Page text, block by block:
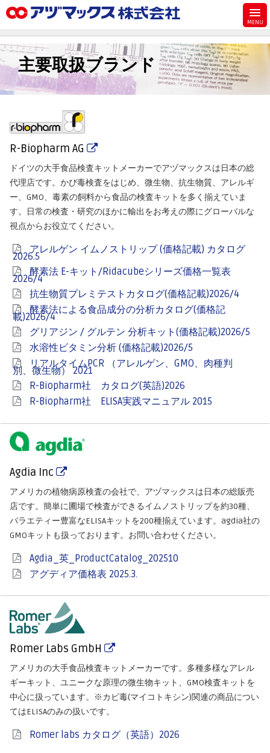
ホーム
お気に入り
お買い物カゴ
マイページ
主要取扱ブランド
代理店一覧
製品検索
見積発行
主要取扱ブランド
R-Biopharm AG
ドイツの大手食品検査キットメーカーでアヅマックスは日本の総
代理店です。かび毒検査をはじめ、微生物、抗生物質、アレルギ
ー、GMO、毒素の飼料から食品の検査キットを多く揃えていま
す。日常の検査・研究のほかに輸出をお考えの際にグローバルな
視点からお役立てください。
アレルゲン イムノストリップ (価格記載) カタログ
2026.5
酵素法 E-キット/Ridacubeシリーズ価格一覧表
2026/4
抗生物質プレミテストカタログ(価格記載)2026/4
酵素法による食品成分の分析カタログ(価格記
載)2026/4
グリアジン / グルテン 分析キット(価格記載)2026/5
水溶性ビタミン分析 (価格記載)2026/5
リアルタイムPCR （アレルゲン、GMO、肉種判
別、微生物） 2021
R-Biopharm社 カタログ(英語)2026
R-Biopharm社 ELISA実践マニュアル 2015
Agdia Inc
アメリカの植物病原検査の会社で、アヅマックスは日本の総販売
店です。簡単に圃場で検査ができるイムノストリップを約30種、
バラエティー豊富なELISAキットを200種揃えています。agdia社の
GMOキットも扱っております。お問い合わせください。
Agdia_英_ProductCatalog_202510
アグディア価格表 2025.3.
Romer Labs GmbH
アメリカの大手食品検査キットメーカーです。多種多様なアレル
ギーキット、ユニークな原理の微生物キット、GMO検査キットを
中心に扱っています。※カビ毒(マイコトキシン)関連の商品につい
てはELISAのみの扱いです。
Romer labs カタログ（英語）2026